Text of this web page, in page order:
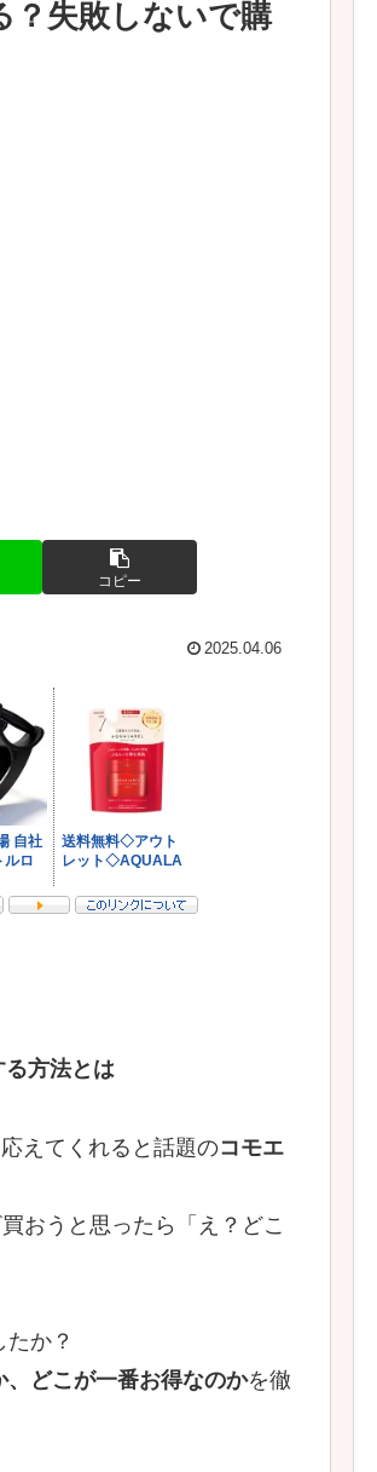
？失敗しないで購
コピー
2025.04.06
方法とは
えてくれると話題のコモエ
おうと思ったら「え？どこ
か？
、どこが一番お得なのかを徹